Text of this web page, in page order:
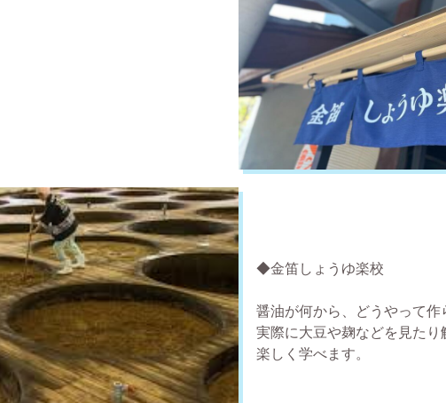
◆金笛しょうゆ楽校
醤油が何から、どうやって作
実際に大豆や麹などを見た
楽しく学べます。